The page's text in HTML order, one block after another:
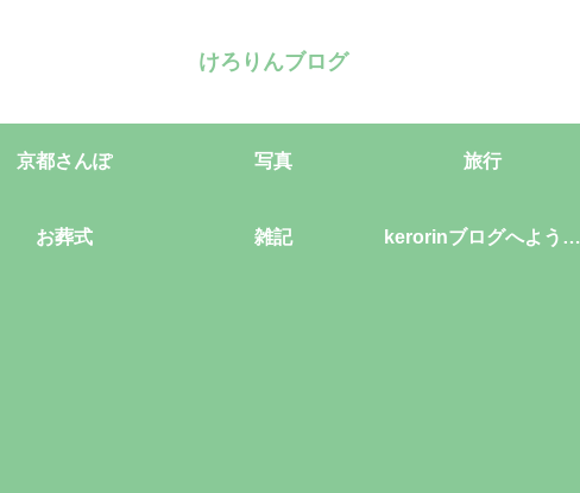
けろりんブログ
京都さんぽ 写真 旅行
お葬式 雑記 kerorinブログへようこ